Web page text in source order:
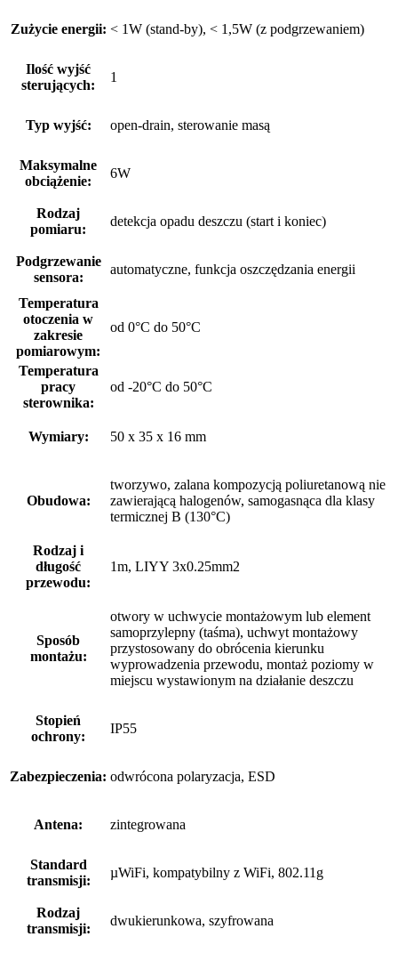
Zużycie energii: < 1W (stand-by), < 1,5W (z podgrzewaniem)
Ilość wyjść
sterujących:
1
Typ wyjść: open-drain, sterowanie masą
Maksymalne
obciążenie:
6W
Rodzaj
pomiaru:
detekcja opadu deszczu (start i koniec)
Podgrzewanie
sensora:
automatyczne, funkcja oszczędzania energii
Temperatura
otoczenia w
zakresie
pomiarowym:
od 0°C do 50°C
Temperatura
pracy
sterownika:
od -20°C do 50°C
Wymiary: 50 x 35 x 16 mm
Obudowa:
tworzywo, zalana kompozycją poliuretanową nie
zawierającą halogenów, samogasnąca dla klasy
termicznej B (130°C)
Rodzaj i
długość
przewodu:
1m, LIYY 3x0.25mm2
Sposób
montażu:
otwory w uchwycie montażowym lub element
samoprzylepny (taśma), uchwyt montażowy
przystosowany do obrócenia kierunku
wyprowadzenia przewodu, montaż poziomy w
miejscu wystawionym na działanie deszczu
Stopień
ochrony:
IP55
Zabezpieczenia: odwrócona polaryzacja, ESD
Antena: zintegrowana
Standard
transmisji:
µWiFi, kompatybilny z WiFi, 802.11g
Rodzaj
transmisji:
dwukierunkowa, szyfrowana